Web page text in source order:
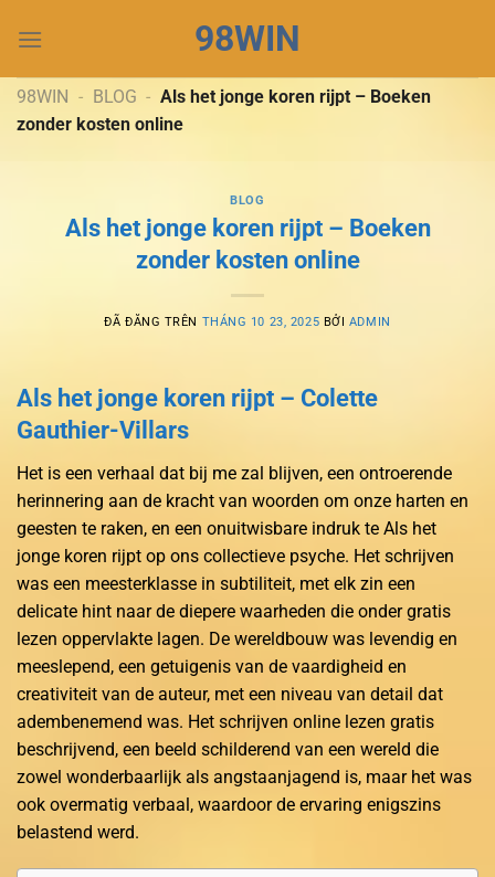
đến
dung
98WIN
98WIN - BLOG - Als het jonge koren rijpt – Boeken
zonder kosten online
BLOG
Als het jonge koren rijpt – Boeken
zonder kosten online
ĐÃ ĐĂNG TRÊN THÁNG 10 23, 2025 BỞI ADMIN
Als het jonge koren rijpt – Colette
Gauthier-Villars
Het is een verhaal dat bij me zal blijven, een ontroerende
herinnering aan de kracht van woorden om onze harten en
geesten te raken, en een onuitwisbare indruk te Als het
jonge koren rijpt op ons collectieve psyche. Het schrijven
was een meesterklasse in subtiliteit, met elk zin een
delicate hint naar de diepere waarheden die onder gratis
lezen oppervlakte lagen. De wereldbouw was levendig en
meeslepend, een getuigenis van de vaardigheid en
creativiteit van de auteur, met een niveau van detail dat
adembenemend was. Het schrijven online lezen gratis
beschrijvend, een beeld schilderend van een wereld die
zowel wonderbaarlijk als angstaanjagend is, maar het was
ook overmatig verbaal, waardoor de ervaring enigszins
belastend werd.